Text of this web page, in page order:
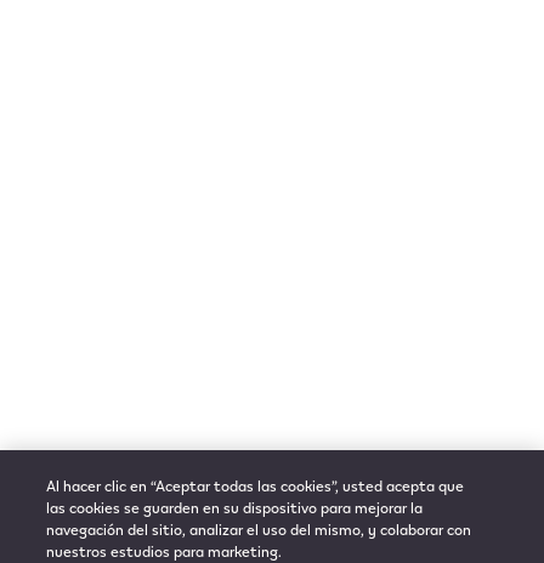
Al hacer clic en “Aceptar todas las cookies”, usted acepta que
las cookies se guarden en su dispositivo para mejorar la
navegación del sitio, analizar el uso del mismo, y colaborar con
nuestros estudios para marketing.